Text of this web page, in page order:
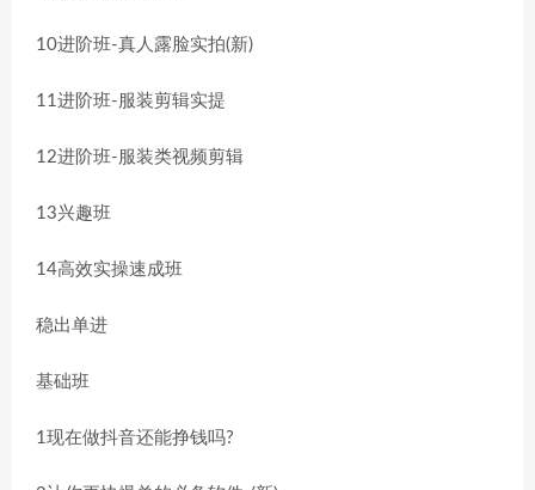
10进阶班-真人露脸实拍(新)
11进阶班-服装剪辑实提
12进阶班-服装类视频剪辑
13兴趣班
14高效实操速成班
稳出单进
基础班
1现在做抖音还能挣钱吗?